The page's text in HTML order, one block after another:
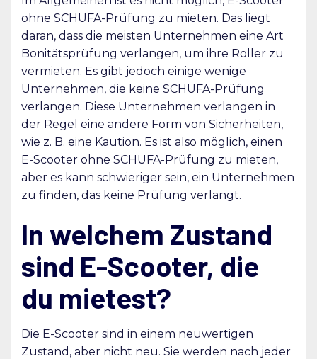
ohne SCHUFA-Prüfung zu mieten. Das liegt
daran, dass die meisten Unternehmen eine Art
Bonitätsprüfung verlangen, um ihre Roller zu
vermieten. Es gibt jedoch einige wenige
Unternehmen, die keine SCHUFA-Prüfung
verlangen. Diese Unternehmen verlangen in
der Regel eine andere Form von Sicherheiten,
wie z. B. eine Kaution. Es ist also möglich, einen
E-Scooter ohne SCHUFA-Prüfung zu mieten,
aber es kann schwieriger sein, ein Unternehmen
zu finden, das keine Prüfung verlangt.
In welchem Zustand
sind E-Scooter, die
du mietest?
Die E-Scooter sind in einem neuwertigen
Zustand, aber nicht neu. Sie werden nach jeder